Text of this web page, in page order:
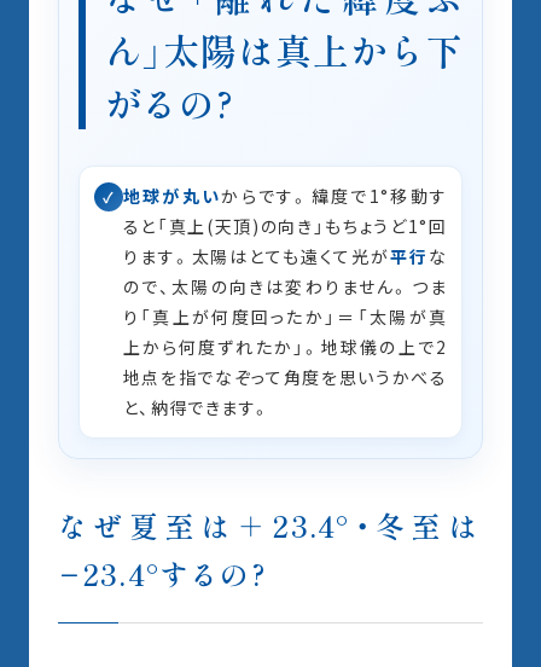
ん」太陽は真上から下
がるの?
✓ 地球が丸いからです。緯度で1°移動す
ると「真上(天頂)の向き」もちょうど1°回
ります。太陽はとても遠くて光が平行 な
ので、太陽の向きは変わりません。つま
り「真上が何度回ったか」＝「太陽が真
上から何度ずれたか」。地球儀の上で2
地点を指でなぞって角度を思いうかべる
と、納得できます。
なぜ夏至は＋23.4°・冬至は
−23.4°するの?